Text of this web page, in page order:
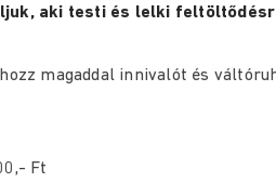
aki testi és lelki
magaddal innivalót és
Ft